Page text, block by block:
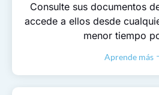
Consulte sus documentos
accede a ellos desde
menor tiempo
Aprende más